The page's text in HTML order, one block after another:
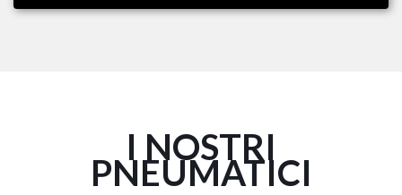
I NOSTRI
PNEUMATICI